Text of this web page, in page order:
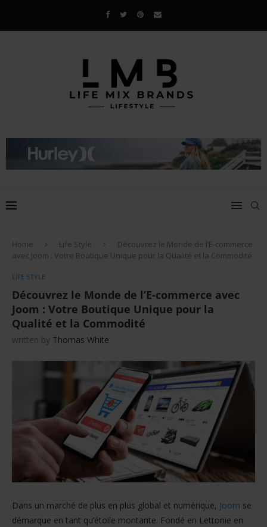
Home Life Style
Découvrez le Monde de l’E-commerce
avec Joom : Votre Boutique Unique pour la Qualité et la Commodité
LIFE STYLE
Découvrez le Monde de l’E-commerce avec
Joom : Votre Boutique Unique pour la
Qualité et la Commodité
written by Thomas White
Dans un marché de plus en plus global et numérique, Joom se
démarque en tant qu’étoile montante. Fondé en Lettonie en